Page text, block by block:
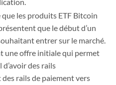
les produits ETF Bitcoin
que le début d’un
entrer sur le marché.
une offre initiale qui permet
des rails
rails de paiement vers